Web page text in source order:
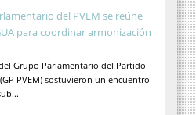
del PVEM se reúne
para coordinar armonización
Grupo Parlamentario del Partido
PVEM) sostuvieron un encuentro